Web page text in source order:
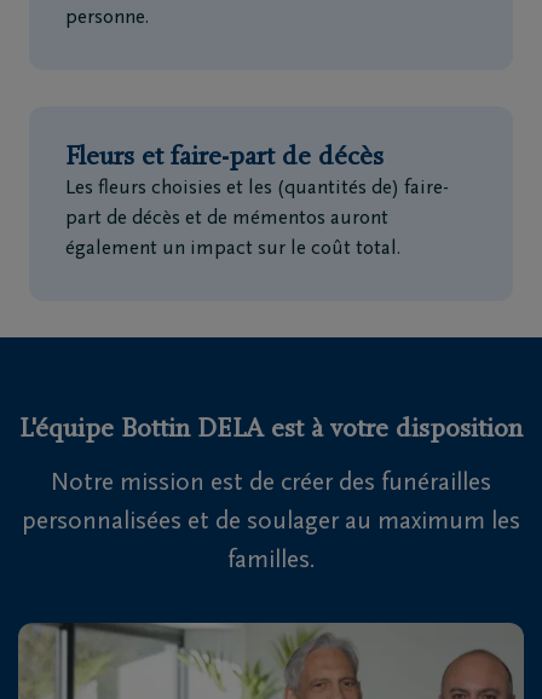
personne.
Fleurs et faire-part de décès
Les fleurs choisies et les (quantités de) faire-
part de décès et de mémentos auront
également un impact sur le coût total.
L'équipe Bottin DELA est à votre disposition
Notre mission est de créer des funérailles
personnalisées et de soulager au maximum les
familles.